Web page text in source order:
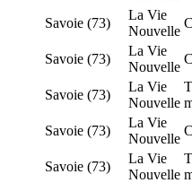
Savoie (73)
La Vie
Nouvelle
Savoie (73)
La Vie
Nouvelle
Savoie (73)
La Vie
Nouvelle
Savoie (73)
La Vie
Nouvelle
Savoie (73)
La Vie
Nouvelle